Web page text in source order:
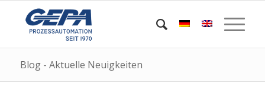
Blog - Aktuelle Neuigkeiten